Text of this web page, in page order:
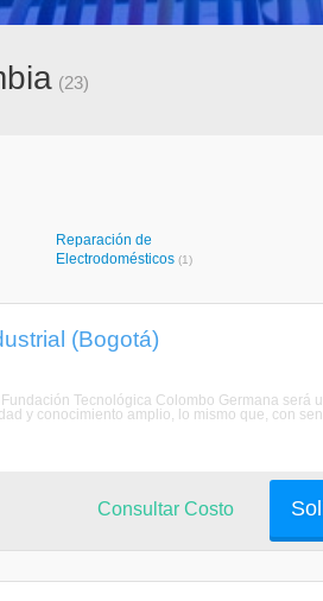
(23)
Reparación de
Electrodomésticos (1)
(Bogotá)
Tecnológica Colombo Germana será
y conocimiento amplio, lo mismo que, con
Consultar Costo